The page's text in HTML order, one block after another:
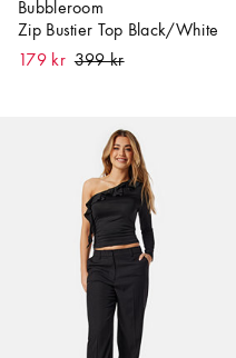
Bubbleroom
Zip Bustier Top Black/White
179 kr